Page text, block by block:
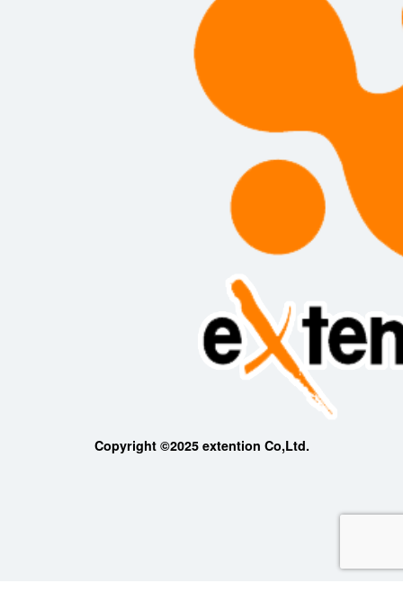
Copyright ©2025 extention Co,Ltd.